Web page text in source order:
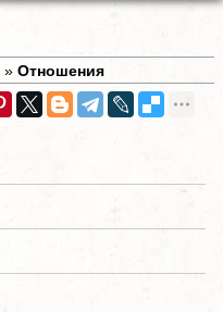
» Отношения